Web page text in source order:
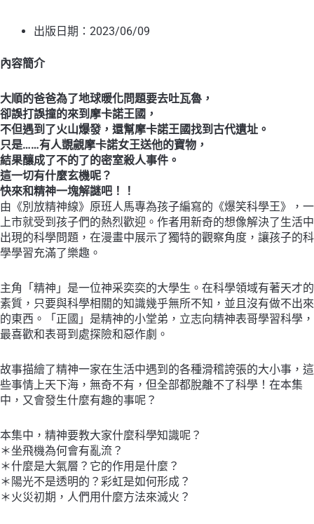
的
物
和
密
室
數
量
出版日期：2023/06/09
內容簡介
大順的爸爸為了地球暖化問題要去吐瓦魯，
卻誤打誤撞的來到摩卡諾王國，
不但遇到了火山爆發，還幫摩卡諾王國找到古代遺址。
只是……有人覬覦摩卡諾女王送他的寶物，
結果釀成了不的了的密室殺人事件。
這一切有什麼玄機呢？
快來和精神一塊解謎吧！！
由《別放精神線》原班人馬專為孩子編寫的《爆笑科學王》，一
上市就受到孩子們的熱烈歡迎。作者用新奇的想像解決了生活中
出現的科學問題，在漫畫中展示了獨特的觀察角度，讓孩子的科
學學習充滿了樂趣。
主角「精神」是一位神采奕奕的大學生。在科學領域有著天才的
素質，只要與科學相關的知識幾乎無所不知，並且沒有做不出來
的東西。「正國」是精神的小堂弟，立志向精神表哥學習科學，
最喜歡和表哥到處探險和惡作劇。
故事描繪了精神一家在生活中遇到的各種滑稽誇張的大小事，這
些事情上天下海，無奇不有，但全部都脫離不了科學！在本集
中，又會發生什麼有趣的事呢？
本集中，精神要教大家什麼科學知識呢？
＊坐飛機為何會有亂流？
＊什麼是大氣層？它的作用是什麼？
＊陽光不是透明的？彩虹是如何形成？
＊火災初期，人們用什麼方法來滅火？